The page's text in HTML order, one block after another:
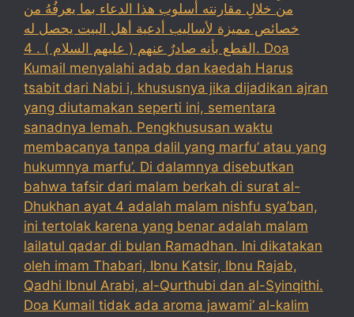
من خلالِ مقارنته أسلوب هذا الدعاء بما يعرفُهُ من
خصائص مميزة لأساليب أدعية أهل البيت يحصل له
القطع بأنه صادرٌ عنهم ( عليهم السلام ) . 4. Doa
Kumail menyalahi adab dan kaedah Harus
tsabit dari Nabi i, khususnya jika dijadikan ajran
yang diutamakan seperti ini, sementara
sanadnya lemah. Pengkhususan waktu
membacanya tanpa dalil yang marfu’ atau yang
hukumnya marfu’. Di dalamnya disebutkan
bahwa tafsir dari malam berkah di surat al-
Dhukhan ayat 4 adalah malam nishfu sya’ban,
ini tertolak karena yang benar adalah malam
lailatul qadar di bulan Ramadhan. Ini dikatakan
oleh imam Thabari, Ibnu Katsir, Ibnu Rajab,
Qadhi Ibnul Arabi, al-Qurthubi dan al-Syinqithi.
Doa Kumail tidak ada aroma jawami’ al-kalim